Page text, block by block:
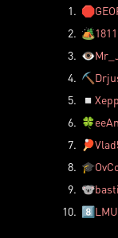
1. 🛑
2. 🏕️
3. 👁️
4. ⛏️
5.
◽ Xepp
6. 🍀
7.
🏓
8. 🎓
9. 🐨
10. 8️⃣LMU